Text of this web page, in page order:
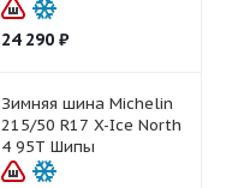
24 290₽
Зимняя шина Michelin
215/50 R17 X-Ice North
4 95T Шипы